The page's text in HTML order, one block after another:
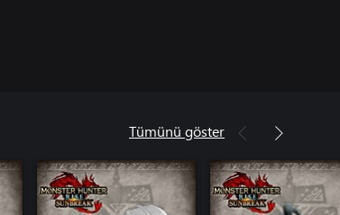
Tümünü göster